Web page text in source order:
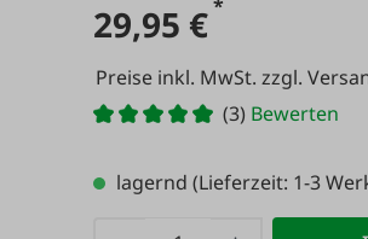
29,95 €*
Preise inkl. MwSt. zzgl.
(3) Bewerten
lagernd (Lieferzeit: 1-3